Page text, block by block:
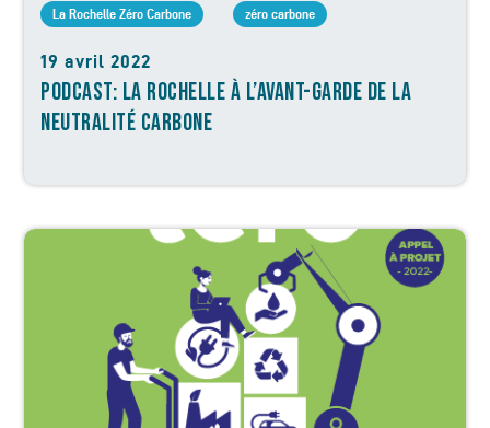
La Rochelle Zéro Carbone zéro carbone
19 avril 2022
PODCAST: LA ROCHELLE À L’AVANT-GARDE DE LA
NEUTRALITÉ CARBONE